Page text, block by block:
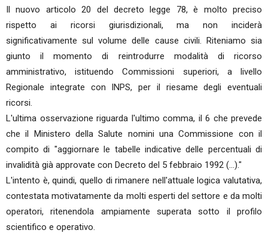
Il nuovo articolo 20 del decreto legge 78, è molto preciso
rispetto ai ricorsi giurisdizionali, ma non inciderà
significativamente sul volume delle cause civili. Riteniamo sia
giunto il momento di reintrodurre modalità di ricorso
amministrativo, istituendo Commissioni superiori, a livello
Regionale integrate con INPS, per il riesame degli eventuali
ricorsi.
L'ultima osservazione riguarda l'ultimo comma, il 6 che prevede
che il Ministero della Salute nomini una Commissione con il
compito di "aggiornare le tabelle indicative delle percentuali di
invalidità già approvate con Decreto del 5 febbraio 1992 (...)."
L'intento è, quindi, quello di rimanere nell'attuale logica valutativa,
contestata motivatamente da molti esperti del settore e da molti
operatori, ritenendola ampiamente superata sotto il profilo
scientifico e operativo.